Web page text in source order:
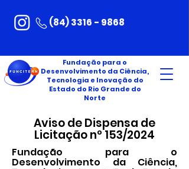
(84) 3316 - 9868
Fundação para o
Desenvolvimento da Ciência,
Tecnologia e Inovação do
Estado do Rio Grande do
Norte
Aviso de Dispensa de
Licitação nº 153/2024
Fundação para o
Desenvolvimento da Ciência,